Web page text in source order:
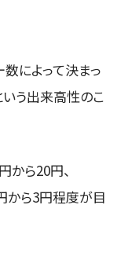
によって決まっ
う出来高性のこ
から20円、
から3円程度が目